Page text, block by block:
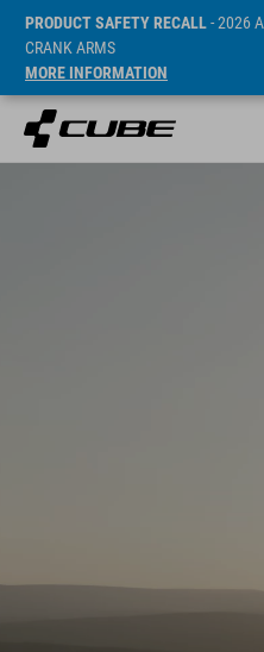
PRODUCT SAFETY RECALL- 2026
CRANK ARMS
MORE INFORMATION